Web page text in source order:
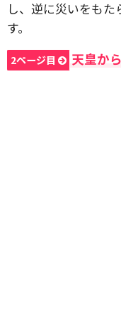
し、逆に災いをもた
す。
2ページ目 天皇か